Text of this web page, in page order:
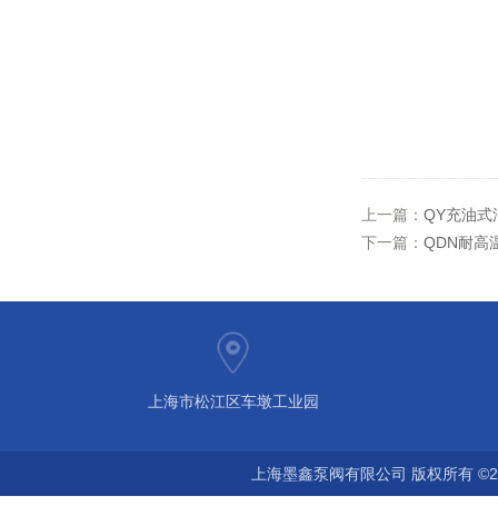
上一篇： QY充油式
下一篇： QDN耐高
上海市松江区车墩工业园
上海墨鑫泵阀有限公司 版权所有